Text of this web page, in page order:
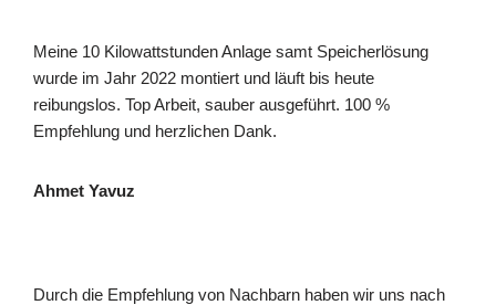
Meine 10 Kilowattstunden Anlage samt Speicherlösung
wurde im Jahr 2022 montiert und läuft bis heute
reibungslos. Top Arbeit, sauber ausgeführt. 100 %
Empfehlung und herzlichen Dank.
Ahmet Yavuz
Durch die Empfehlung von Nachbarn haben wir uns nach